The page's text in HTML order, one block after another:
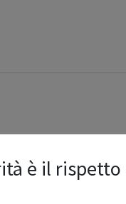
kg
è il